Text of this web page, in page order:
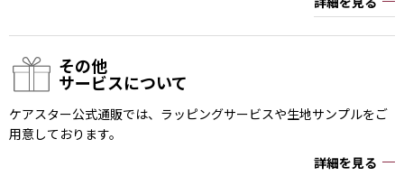
その他
サービスについて
ケアスター公式通販では、ラッピングサービスや生地サンプルをご
用意しております。
詳細を見る